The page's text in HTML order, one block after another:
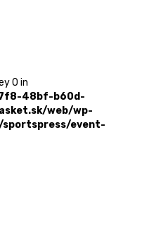
0 in
48bf-b60d-
web/wp-
event-